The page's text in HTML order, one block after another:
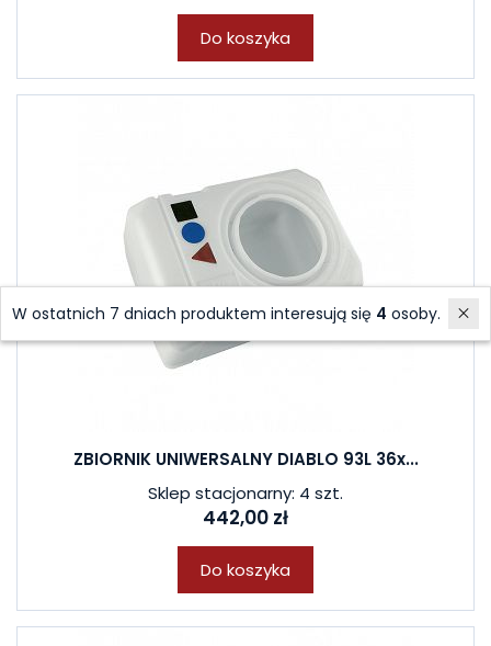
Do koszyka
ZBIORNIK UNIWERSALNY DIABLO 93L 36x...
Sklep stacjonarny: 4 szt.
442,00 zł
Do koszyka
W ostatnich 7 dniach produktem interesują się 4 osoby.